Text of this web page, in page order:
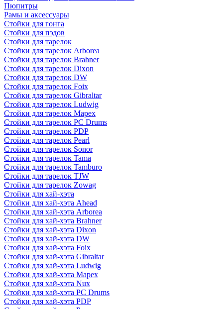
Пюпитры
Рамы и аксессуары
Стойки для гонга
Стойки для пэдов
Стойки для тарелок
Стойки для тарелок Arborea
Стойки для тарелок Brahner
Стойки для тарелок Dixon
Стойки для тарелок DW
Стойки для тарелок Foix
Стойки для тарелок Gibraltar
Стойки для тарелок Ludwig
Стойки для тарелок Mapex
Стойки для тарелок PC Drums
Стойки для тарелок PDP
Стойки для тарелок Pearl
Стойки для тарелок Sonor
Стойки для тарелок Tama
Стойки для тарелок Tamburo
Стойки для тарелок TJW
Стойки для тарелок Zowag
Стойки для хай-хэта
Стойки для хай-хэта Ahead
Стойки для хай-хэта Arborea
Стойки для хай-хэта Brahner
Стойки для хай-хэта Dixon
Стойки для хай-хэта DW
Стойки для хай-хэта Foix
Стойки для хай-хэта Gibraltar
Стойки для хай-хэта Ludwig
Стойки для хай-хэта Mapex
Стойки для хай-хэта Nux
Стойки для хай-хэта PC Drums
Стойки для хай-хэта PDP